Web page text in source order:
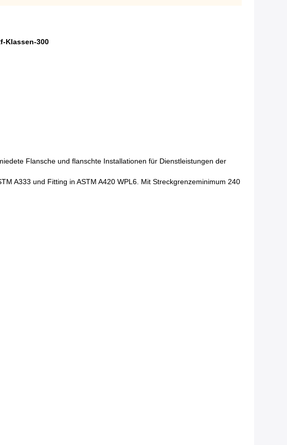
Klassen-300
Flansche und flanschte Installationen für Dienstleistungen der
A333 und Fitting in ASTM A420 WPL6. Mit Streckgrenzeminimum 240